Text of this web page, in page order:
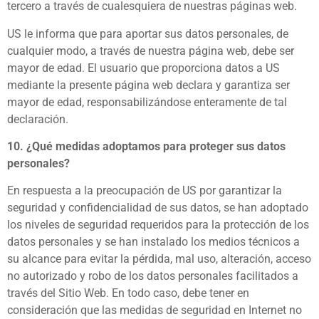
tercero a través de cualesquiera de nuestras páginas web.
US le informa que para aportar sus datos personales, de
cualquier modo, a través de nuestra página web, debe ser
mayor de edad. El usuario que proporciona datos a US
mediante la presente página web declara y garantiza ser
mayor de edad, responsabilizándose enteramente de tal
declaración.
10. ¿Qué medidas adoptamos para proteger sus datos
personales?
En respuesta a la preocupación de US por garantizar la
seguridad y confidencialidad de sus datos, se han adoptado
los niveles de seguridad requeridos para la protección de los
datos personales y se han instalado los medios técnicos a
su alcance para evitar la pérdida, mal uso, alteración, acceso
no autorizado y robo de los datos personales facilitados a
través del Sitio Web. En todo caso, debe tener en
consideración que las medidas de seguridad en Internet no